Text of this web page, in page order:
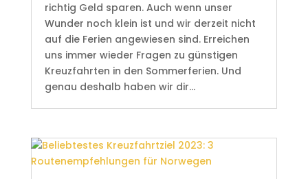
richtig Geld sparen. Auch wenn unser
Wunder noch klein ist und wir derzeit nicht
auf die Ferien angewiesen sind. Erreichen
uns immer wieder Fragen zu günstigen
Kreuzfahrten in den Sommerferien. Und
genau deshalb haben wir dir...